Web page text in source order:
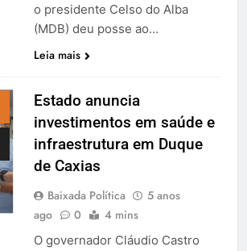
o presidente Celso do Alba
(MDB) deu posse ao…
Leia mais
Estado anuncia
investimentos em saúde e
infraestrutura em Duque
de Caxias
Baixada Política
5 anos
ago
0 4 mins
O governador Cláudio Castro